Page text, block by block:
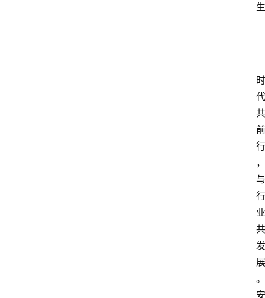
生
时
代
共
前
行
，
与
行
业
共
发
展
。
安